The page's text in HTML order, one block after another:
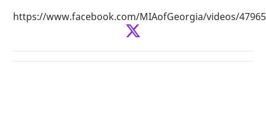
https://www.facebook.com/MIAofGeorgia/videos/